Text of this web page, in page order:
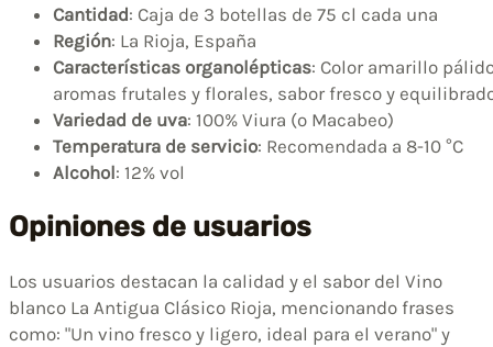
Cantidad: Caja de 3 botellas de 75 cl cada una
Región: La Rioja, España
Características organolépticas: Color amarillo
aromas frutales y florales, sabor fresco y
Variedad de uva: 100% Viura (o Macabeo)
Temperatura de servicio: Recomendada a 8-10 °C
Alcohol: 12% vol
Opiniones de usuarios
Los usuarios destacan la calidad y el sabor del Vino
blanco La Antigua Clásico Rioja, mencionando frases
como: "Un vino fresco y ligero, ideal para el verano" y